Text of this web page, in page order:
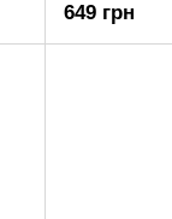
649 грн